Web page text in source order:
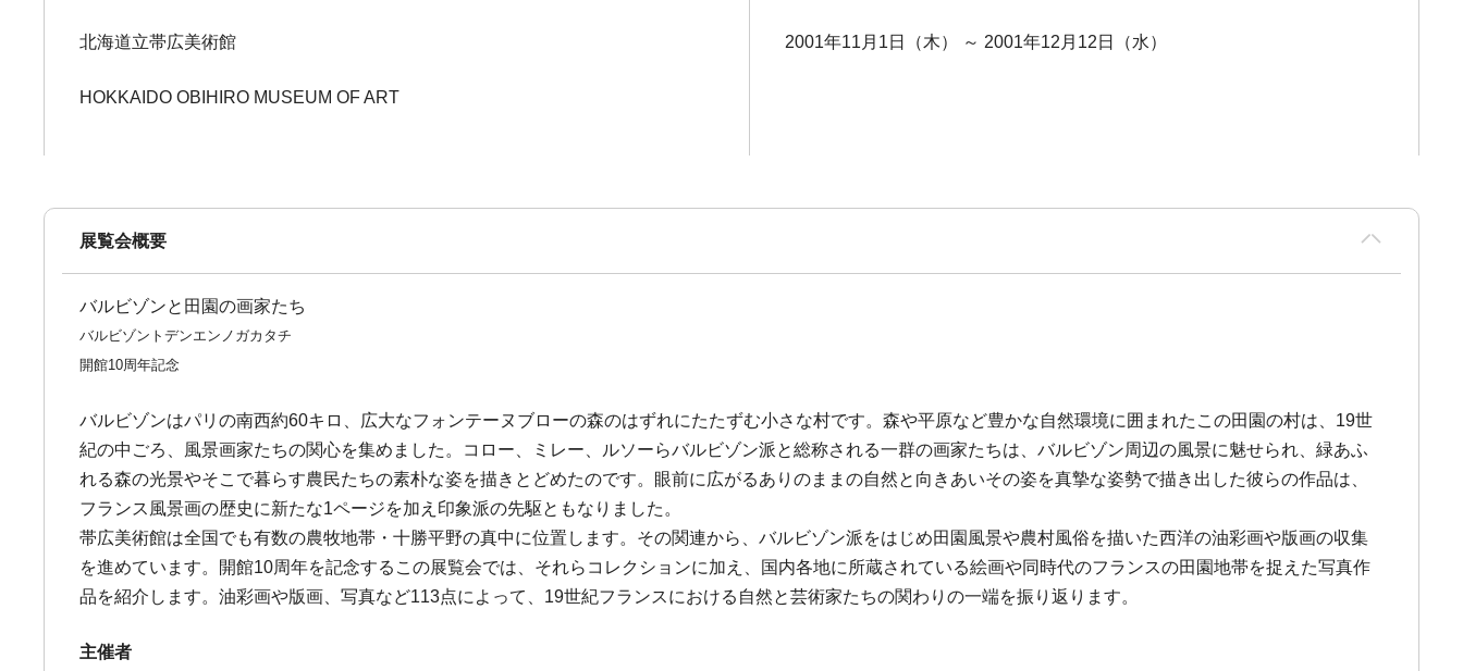
北海道立帯広美術館
HOKKAIDO OBIHIRO MUSEUM OF ART
2001年11月1日（木） ～ 2001年12月12日（水）
展覧会概要
バルビゾンと田園の画家たち
バルビゾントデンエンノガカタチ
開館10周年記念
バルビゾンはパリの南西約60キロ、広大なフォンテーヌブローの森のはずれにたたずむ小さな村です。森や平原など豊かな自然環境に囲まれたこの田園の村は、19世
紀の中ごろ、風景画家たちの関心を集めました。コロー、ミレー、ルソーらバルビゾン派と総称される一群の画家たちは、バルビゾン周辺の風景に魅せられ、緑あふ
れる森の光景やそこで暮らす農民たちの素朴な姿を描きとどめたのです。眼前に広がるありのままの自然と向きあいその姿を真摯な姿勢で描き出した彼らの作品は、
フランス風景画の歴史に新たな1ページを加え印象派の先駆ともなりました。
帯広美術館は全国でも有数の農牧地帯・十勝平野の真中に位置します。その関連から、バルビゾン派をはじめ田園風景や農村風俗を描いた西洋の油彩画や版画の収集
を進めています。開館10周年を記念するこの展覧会では、それらコレクションに加え、国内各地に所蔵されている絵画や同時代のフランスの田園地帯を捉えた写真作
品を紹介します。油彩画や版画、写真など113点によって、19世紀フランスにおける自然と芸術家たちの関わりの一端を振り返ります。
主催者